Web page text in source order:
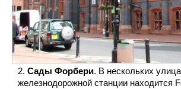
Сады Форбери. В нескольких
железнодорожной станции находится